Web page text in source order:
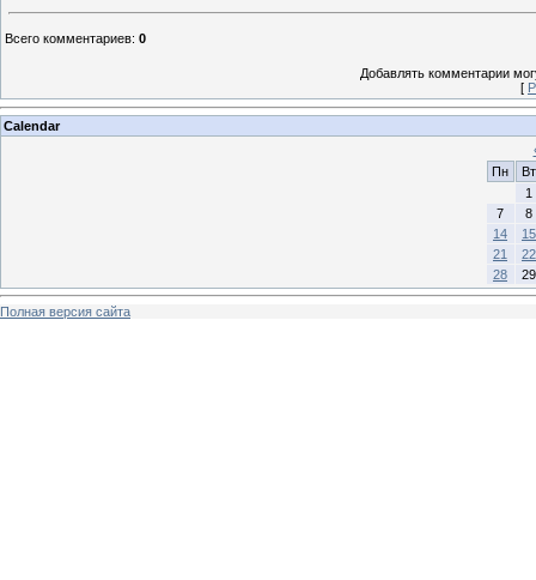
Всего комментариев: 0
Добавлять комментарии
[
Calendar
Пн
Вт
1
7
8
14
15
21
22
28
29
Полная версия сайта